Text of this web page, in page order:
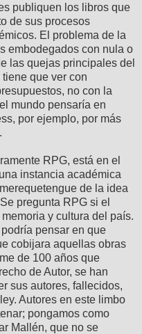
publiquen los libros que
de sus procesos
El problema de la
embodegados con nula o
las quejas principales del
que ver con
no con la
mundo pensaría en
por ejemplo, por más
RPG, está en el
instancia académica
de la idea
pregunta RPG si el
y cultura del país.
pensar en que
cobijara aquellas obras
de 100 años que
de Autor, se han
sus autores, fallecidos,
Autores en este limbo
pongamos como
Mallén, que no se